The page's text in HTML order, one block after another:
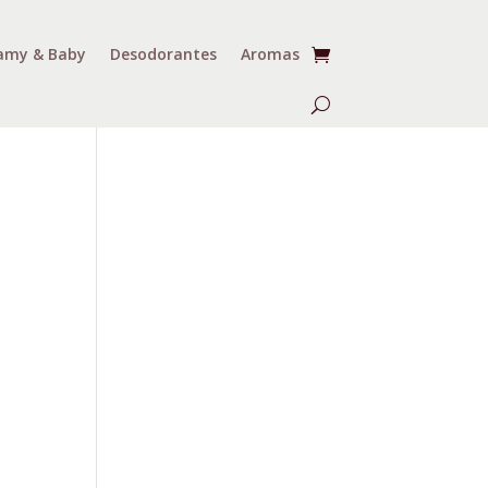
& Baby Desodorantes Aromas